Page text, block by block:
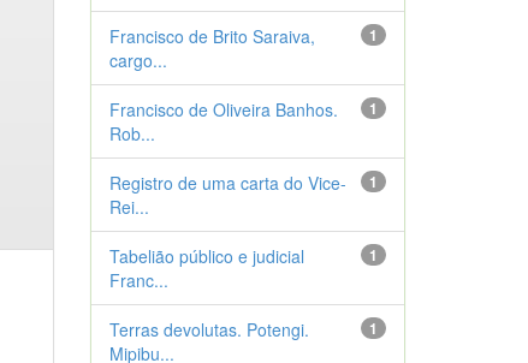
1
Francisco de Brito Saraiva,
cargo...
1
Francisco de Oliveira Banhos.
Rob...
1
Registro de uma carta do Vice-
Rei...
1
Tabelião público e judicial
Franc...
1
Terras devolutas. Potengi.
Mipibu...